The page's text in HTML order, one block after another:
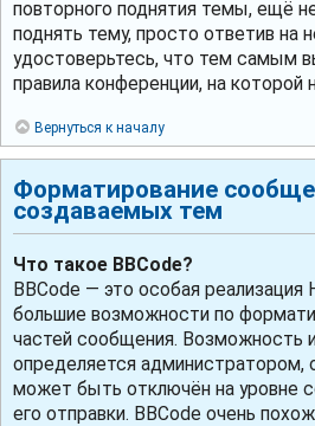
повторного поднятия темы, ещё
поднять тему, просто ответив на
удостоверьтесь, что тем самым
правила конференции, на которой
Вернуться к началу
Форматирование
создаваемых тем
Что такое BBCode?
BBCode — это особая
большие возможности по
частей сообщения. Возможность
определяется администратором,
может быть отключён на уровне
его отправки. BBCode очень